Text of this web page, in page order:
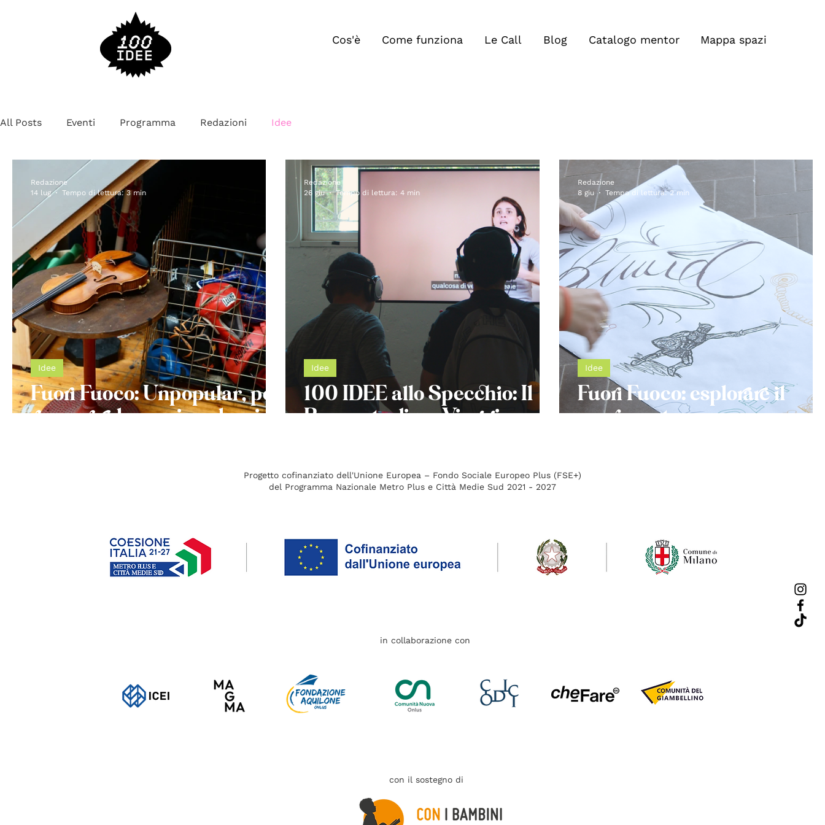
Cos'è Come funziona Le Call Blog Catalogo mentor Mappa spazi
All Posts Eventi Programma Redazioni Idee
Fuori Fuoco: Unpopular, per
riscoprire la musica classica
Idee
Redazione
14 lug
Tempo di lettura: 3 min
100 IDEE allo Specchio: Il
Racconto di un Viaggio
Idee
Redazione
26 giu
Tempo di lettura: 4 min
Fuori Fuoco: esplorare il
movimento
Idee
Redazione
8 giu
Tempo di lettura: 2 min
Progetto cofinanziato dell'Unione Europea – Fondo Sociale Europeo Plus (FSE+)
del Programma Nazionale Metro Plus e Città Medie Sud 2021 - 2027
in collaborazione con
con il sostegno di